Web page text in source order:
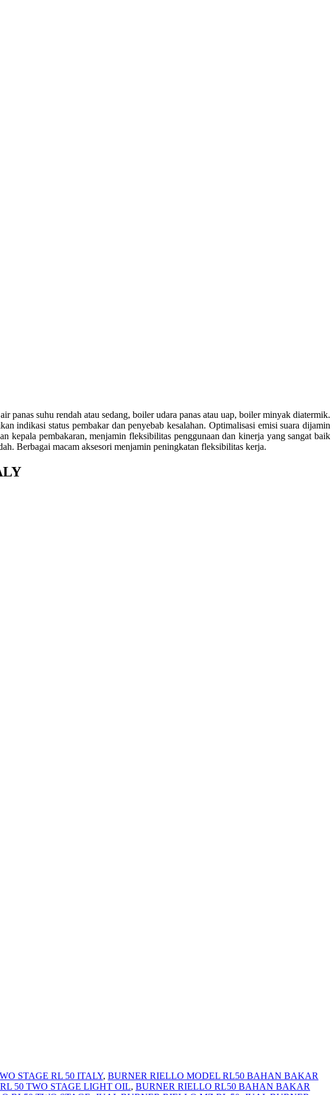
suhu rendah atau sedang, boiler udara panas atau uap, boiler minyak diatermik.
indikasi status pembakar dan penyebab kesalahan. Optimalisasi emisi suara dijamin
kepala pembakaran, menjamin fleksibilitas penggunaan dan kinerja yang sangat baik
​​Berbagai macam aksesori menjamin peningkatan fleksibilitas kerja.
STAGE RL 50 ITALY, BURNER RIELLO MODEL RL50 BAHAN BAKAR
50 TWO STAGE LIGHT OIL, BURNER RIELLO RL50 BAHAN BAKAR